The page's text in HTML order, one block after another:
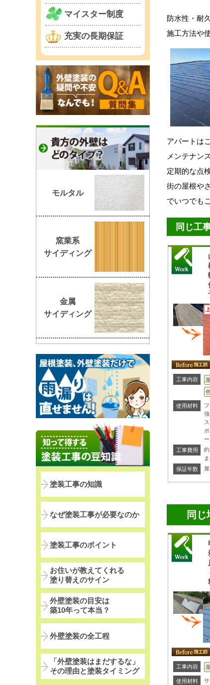
防水性・耐
施工方法や
アパートは
メンテナン
定期的な点
街の屋根や
でいつでも
同じ工
工事内容
使用材料
工事費用
保証年数
同じ
工事内容
使用材料
マイスター制度
充実の長期保証
モルタル
窯業系
サイディング
金属
サイディング
塗装工事の知識
なぜ塗装工事が必要なのか
塗装工事のポイント
お住いが教えてくれる
塗り替えのサイン
外壁塗装の目安は
築10年って本当？
外壁塗装の全工程
「外壁塗装はまだするな」
その理由と塗装タイミング